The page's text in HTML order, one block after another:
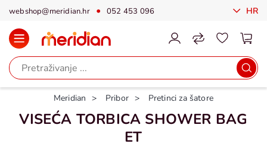
webshop@meridian.hr 052 453 096 HR
Meridian Pribor Pretinci za šatore
VISEĆA TORBICA SHOWER BAG
ET